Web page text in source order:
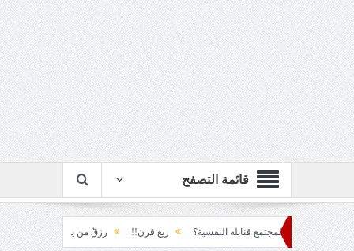
قائمة التصفح
المجتمع قنابله النفسية؟ ربع قرن!! رزقٌ من يستكثره؟! منطق الأرضة